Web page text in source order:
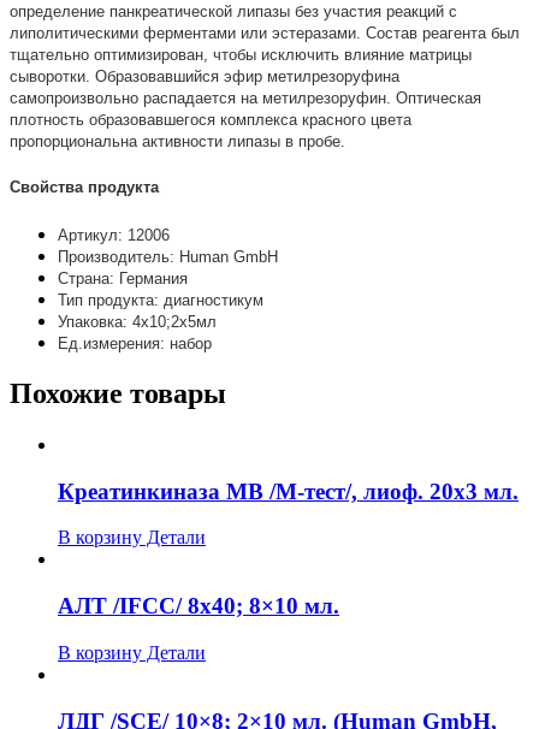
определение панкреатической липазы без участия реакций с
липолитическими ферментами или эстеразами. Состав реагента был
тщательно оптимизирован, чтобы исключить влияние матрицы
сыворотки. Образовавшийся эфир метилрезоруфина
самопроизвольно распадается на метилрезоруфин. Оптическая
плотность образовавшегося комплекса красного цвета
пропорциональна активности липазы в пробе.
Свойства продукта
Артикул: 12006
Производитель: Human GmbH
Страна: Германия
Тип продукта: диагностикум
Упаковка: 4х10;2х5мл
Ед.измерения: набор
Похожие товары
Креатинкиназа MB /М-тест/, лиоф. 20х3 мл.
В корзину Детали
АЛТ /IFCC/ 8х40; 8×10 мл.
В корзину Детали
ЛДГ /SCE/ 10×8; 2×10 мл. (Human GmbH,